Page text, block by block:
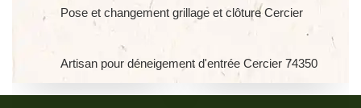
Pose et changement grillage et clôture Cercier
Artisan pour déneigement d'entrée Cercier 74350